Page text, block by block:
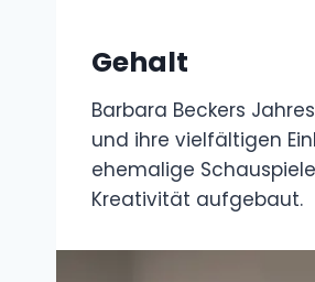
Gehalt
Barbara Beckers
und ihre vielfältigen
ehemalige
Kreativität aufgebaut.